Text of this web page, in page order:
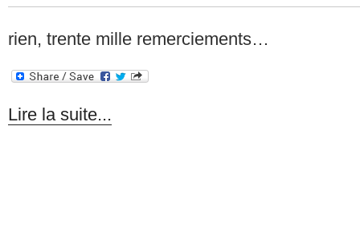
rien, trente mille remerciements…
Lire la suite...